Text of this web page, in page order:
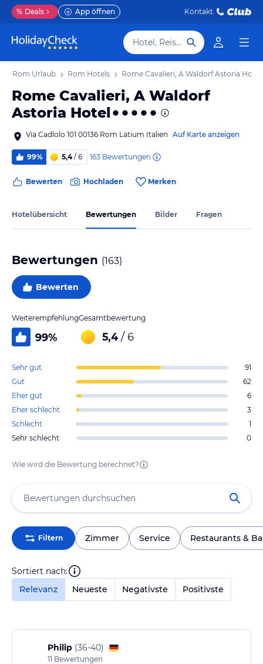
% Deals App öffnen Kontakt
Hotel, Reiseziel
Rom Urlaub Rom Hotels Rome Cavalieri, A Waldorf Astoria Hotel
Rome Cavalieri, A Waldorf
Astoria Hotel
Via Cadlolo 101 00136 Rom Latium Italien Auf Karte anzeigen
99% 5,4/ 6 163 Bewertungen
Bewerten Hochladen Merken
Hotelübersicht Bewertungen Bilder Fragen
Bewertungen (163)
Bewerten
Weiterempfehlung
99%
Gesamtbewertung
5,4 / 6
Sehr gut
91
Gut
62
Eher gut
6
Eher schlecht
3
Schlecht
1
Sehr schlecht
0
Wie wird die Bewertung berechnet?
Filtern Zimmer Service Restaurants &
Sortiert nach:
Relevanz
Neueste Negativste Positivste
Philip (36-40)
11 Bewertungen